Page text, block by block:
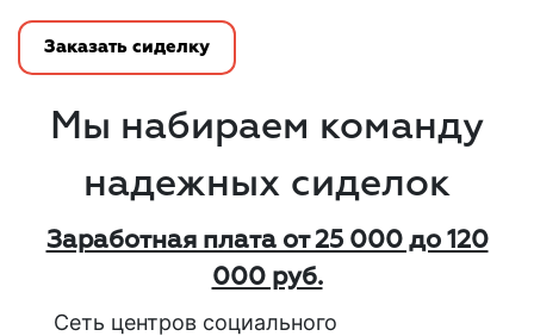
Заказать сиделку
Мы набираем команду
надежных сиделок
Заработная плата от 25 000 до 120
000 руб.
Сеть центров социального